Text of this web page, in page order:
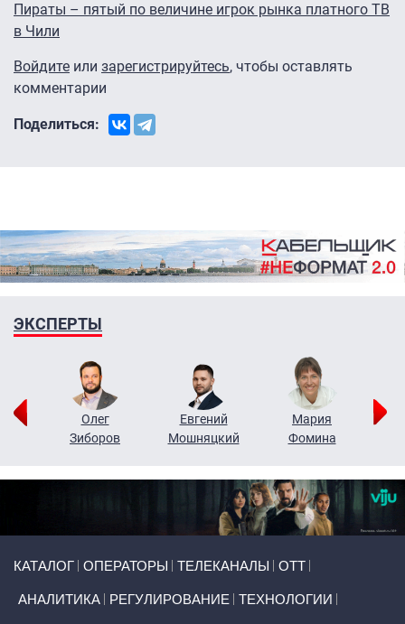
Пираты – пятый по величине игрок рынка платного ТВ
в Чили
Войдите или зарегистрируйтесь, чтобы оставлять
комментарии
Поделиться:
ЭКСПЕРТЫ
Олег
Зиборов
Евгений
Мошняцкий
Мария
Фомина
КАТАЛОГ ОПЕРАТОРЫ ТЕЛЕКАНАЛЫ ОТТ
АНАЛИТИКА РЕГУЛИРОВАНИЕ ТЕХНОЛОГИИ